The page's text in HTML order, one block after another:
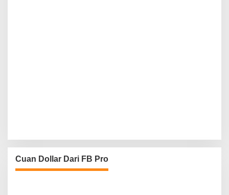
Cuan Dollar Dari FB Pro